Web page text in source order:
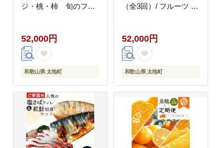
ジ・桃・柿 旬のフル
52,000円
和歌山県 太地町
（全3回）/ フルーツ 果
橘 旬 定期便
【tkb153】
52,000円
和歌山県 太地町